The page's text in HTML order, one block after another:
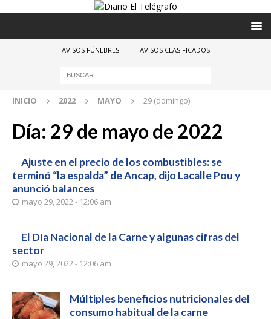
AVISOS FÚNEBRES AVISOS CLASIFICADOS
INICIO 2022 MAYO 29 (domingo)
Día: 29 de mayo de 2022
Ajuste en el precio de los combustibles: se
terminó “la espalda” de Ancap, dijo Lacalle Pou y
anunció balances
mayo 29, 2022 - 12:06 am
El Día Nacional de la Carne y algunas cifras del
sector
mayo 29, 2022 - 12:06 am
Múltiples beneficios nutricionales del
consumo habitual de la carne